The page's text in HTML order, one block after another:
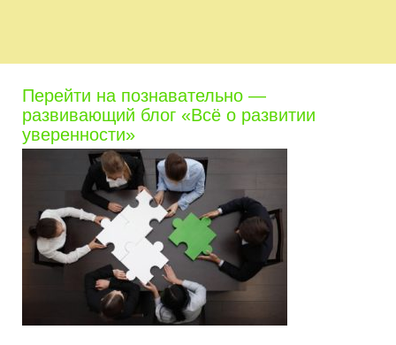
Перейти на познавательно —
развивающий блог «Всё о развитии
уверенности»